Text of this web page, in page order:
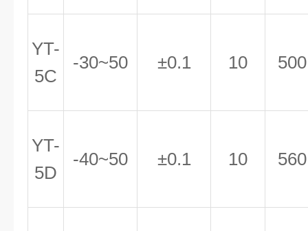
YT-
5C
-30~50 ±0.1 10 500
YT-
5D
-40~50 ±0.1 10 560